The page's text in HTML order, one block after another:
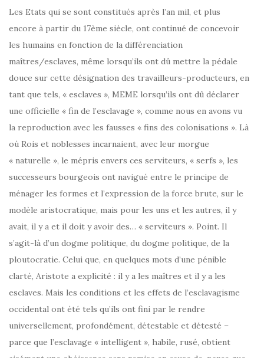
Les Etats qui se sont constitués après l’an mil, et plus
encore à partir du 17ème siècle, ont continué de concevoir
les humains en fonction de la différenciation
maîtres/esclaves, même lorsqu’ils ont dû mettre la pédale
douce sur cette désignation des travailleurs-producteurs, en
tant que tels, « esclaves », MEME lorsqu’ils ont dû déclarer
une officielle « fin de l’esclavage », comme nous en avons vu
la reproduction avec les fausses « fins des colonisations ». Là
où Rois et noblesses incarnaient, avec leur morgue
« naturelle », le mépris envers ces serviteurs, « serfs », les
successeurs bourgeois ont navigué entre le principe de
ménager les formes et l’expression de la force brute, sur le
modèle aristocratique, mais pour les uns et les autres, il y
avait, il y a et il doit y avoir des… « serviteurs ». Point. Il
s’agit-là d’un dogme politique, du dogme politique, de la
ploutocratie. Celui que, en quelques mots d’une pénible
clarté, Aristote a explicité : il y a les maîtres et il y a les
esclaves. Mais les conditions et les effets de l’esclavagisme
occidental ont été tels qu’ils ont fini par le rendre
universellement, profondément, détestable et détesté –
parce que l’esclavage « intelligent », habile, rusé, obtient